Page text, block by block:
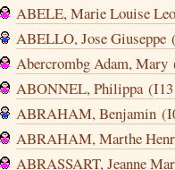
ABELE, Marie Louise
ABELLO, Jose Giuseppe
Abercrombg Adam, Mary
ABONNEL, Philippa
ABRAHAM, Benjamin
ABRAHAM, Marthe
ABRASSART, Jeanne